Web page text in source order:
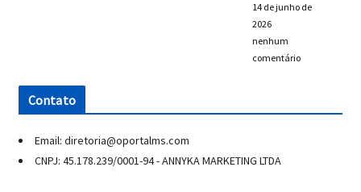
14 de junho de
2026
nenhum
comentário
Contato
Email: diretoria@oportalms.com
CNPJ: 45.178.239/0001-94 - ANNYKA MARKETING LTDA